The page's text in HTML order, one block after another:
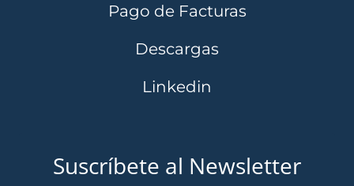
Pago de Facturas
Descargas
Linkedin
Suscríbete al Newsletter